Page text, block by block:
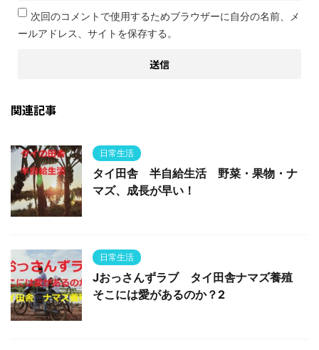
次回のコメントで使用するためブラウザーに自分の名前、メ
ールアドレス、サイトを保存する。
関連記事
日常生活
タイ田舎 半自給生活 野菜・果物・ナ
マズ、成長が早い！
日常生活
Jおっさんずラブ タイ田舎ナマズ養殖
そこには愛があるのか？2